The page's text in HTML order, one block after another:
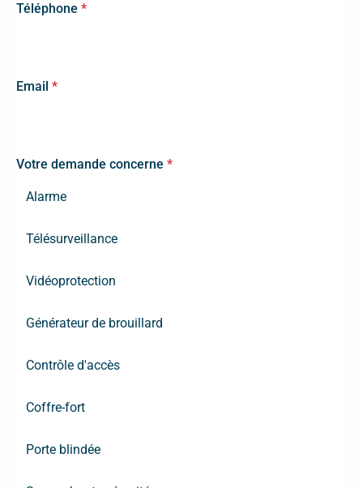
Téléphone *
Email *
Votre demande concerne *
Alarme
Télésurveillance
Vidéoprotection
Générateur de brouillard
Contrôle d'accès
Coffre-fort
Porte blindée